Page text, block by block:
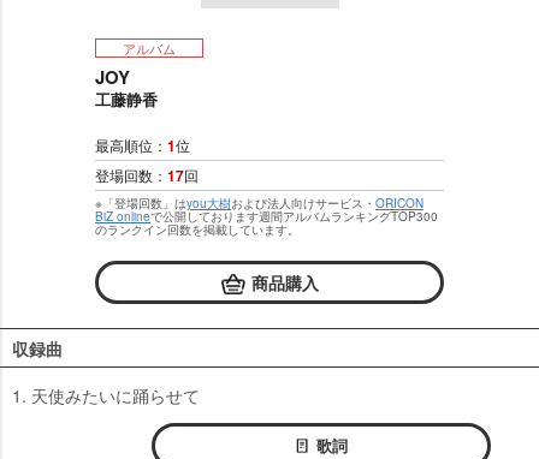
アルバム
JOY
工藤静香
最高順位： 1位
登場回数： 17回
※「登場回数」はyou大樹および法人向けサービス・ ORICON
BiZ onlineで公開しております週間アルバムランキングTOP300
のランクイン回数を掲載しています。
商品購入
収録曲
1. 天使みたいに踊らせて
歌詞